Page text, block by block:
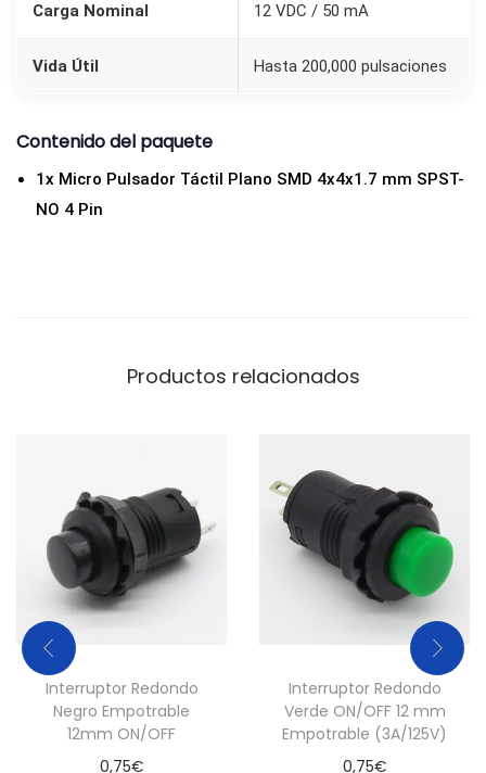
4
n
c
a
Carga Nominal 12 VDC / 50 mA
Vida Útil Hasta 200,000 pulsaciones
Contenido del paquete
1x Micro Pulsador Táctil Plano SMD 4x4x1.7 mm SPST-
NO 4 Pin
Productos relacionados
Interruptor Redondo
Negro Empotrable
12mm ON/OFF
0,75€
Interruptor Redondo
Verde ON/OFF 12 mm
Empotrable (3A/125V)
0,75€